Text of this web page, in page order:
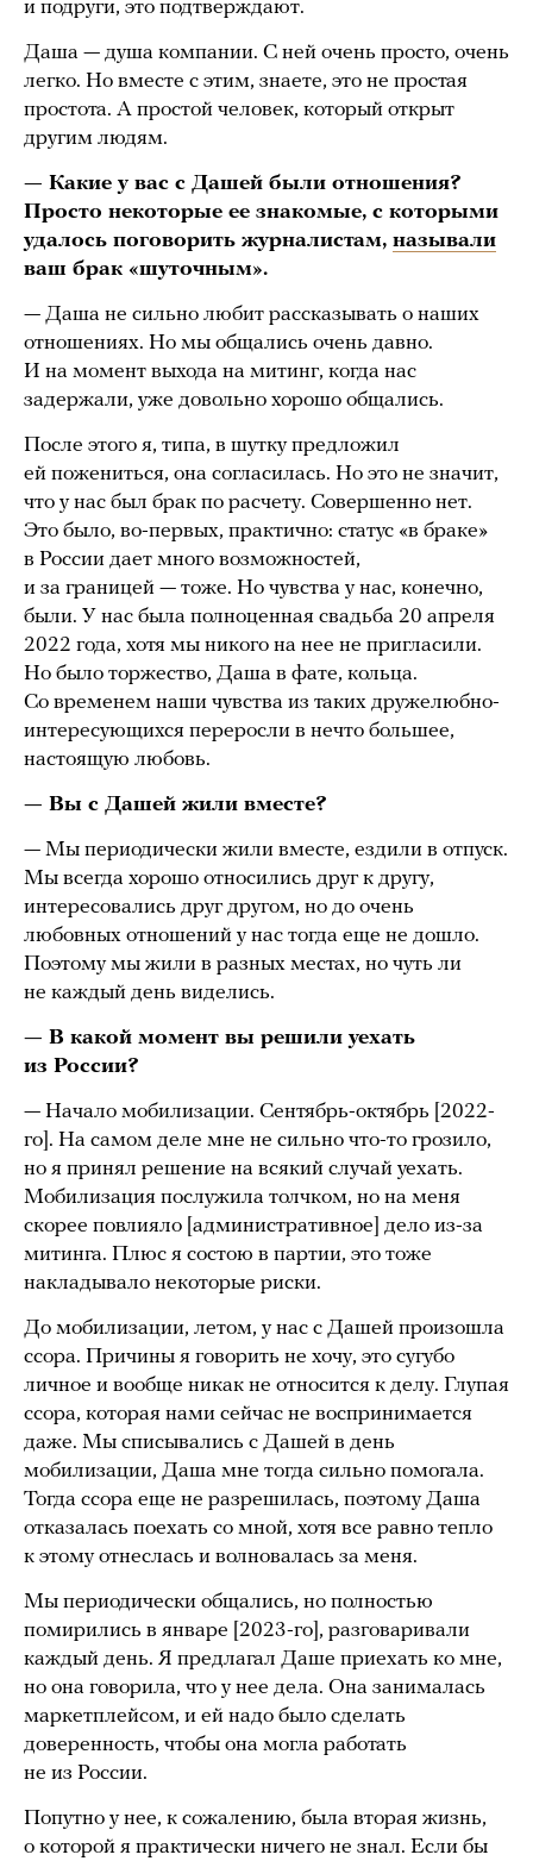
и подруги, это подтверждают.
Даша — душа компании. С ней очень просто, очень
легко. Но вместе с этим, знаете, это не простая
простота. А простой человек, который открыт
другим людям.
— Какие у вас с Дашей были отношения?
Просто некоторые ее знакомые, с которыми
удалось поговорить журналистам, называли
ваш брак «шуточным».
— Даша не сильно любит рассказывать о наших
отношениях. Но мы общались очень давно.
И на момент выхода на митинг, когда нас
задержали, уже довольно хорошо общались.
После этого я, типа, в шутку предложил
ей пожениться, она согласилась. Но это не значит,
что у нас был брак по расчету. Совершенно нет.
Это было, во-первых, практично: статус «в браке»
в России дает много возможностей,
и за границей — тоже. Но чувства у нас, конечно,
были. У нас была полноценная свадьба 20 апреля
2022 года, хотя мы никого на нее не пригласили.
Но было торжество, Даша в фате, кольца.
Со временем наши чувства из таких дружелюбно-
интересующихся переросли в нечто большее,
настоящую любовь.
— Вы с Дашей жили вместе?
— Мы периодически жили вместе, ездили в отпуск.
Мы всегда хорошо относились друг к другу,
интересовались друг другом, но до очень
любовных отношений у нас тогда еще не дошло.
Поэтому мы жили в разных местах, но чуть ли
не каждый день виделись.
— В какой момент вы решили уехать
из России?
— Начало мобилизации. Сентябрь-октябрь [2022-
го]. На самом деле мне не сильно что-то грозило,
но я принял решение на всякий случай уехать.
Мобилизация послужила толчком, но на меня
скорее повлияло [административное] дело из-за
митинга. Плюс я состою в партии, это тоже
накладывало некоторые риски.
До мобилизации, летом, у нас с Дашей произошла
ссора. Причины я говорить не хочу, это сугубо
личное и вообще никак не относится к делу. Глупая
ссора, которая нами сейчас не воспринимается
даже. Мы списывались с Дашей в день
мобилизации, Даша мне тогда сильно помогала.
Тогда ссора еще не разрешилась, поэтому Даша
отказалась поехать со мной, хотя все равно тепло
к этому отнеслась и волновалась за меня.
Мы периодически общались, но полностью
помирились в январе [2023-го], разговаривали
каждый день. Я предлагал Даше приехать ко мне,
но она говорила, что у нее дела. Она занималась
маркетплейсом, и ей надо было сделать
доверенность, чтобы она могла работать
не из России.
Попутно у нее, к сожалению, была вторая жизнь,
о которой я практически ничего не знал. Если бы